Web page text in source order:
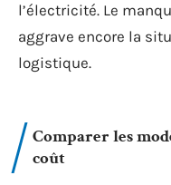
l’électricité. Le
aggrave encore la
logistique.
Comparer les
coût